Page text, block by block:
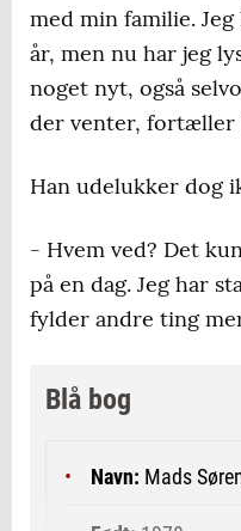
med min familie.
år, men nu har jeg
noget nyt, også
der venter, fortæller
Han udelukker dog
- Hvem ved? Det
på en dag. Jeg har
fylder andre ting
Blå bog
Navn: Mads